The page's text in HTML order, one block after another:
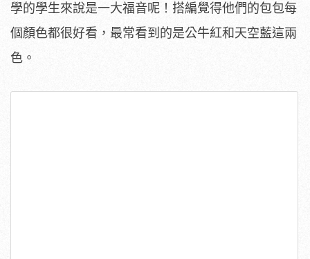
學的學生來說是一大福音呢！搭編覺得他們的包包每
個顏色都很好看，最常看到的是公牛紅和天空藍這兩
色。